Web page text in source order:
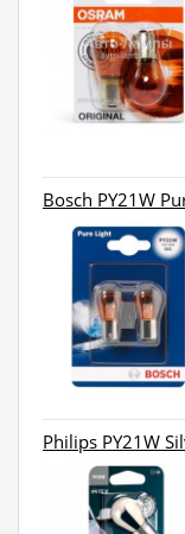
Bosch PY21W
Philips PY21W